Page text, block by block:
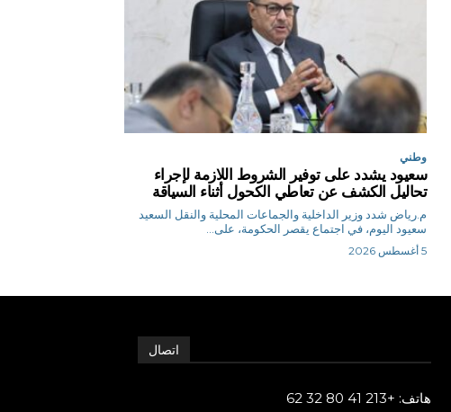
وطني
سعيود يشدد على توفير الشروط اللازمة لإجراء
تحاليل الكشف عن تعاطي الكحول أثناء السياقة
م.رياض شدد وزير الداخلية والجماعات المحلية والنقل السعيد
سعيود اليوم، في اجتماع يقصر الحكومة، على...
5 أغسطس 2026
اتصال
هاتف: +213 41 80 32 62